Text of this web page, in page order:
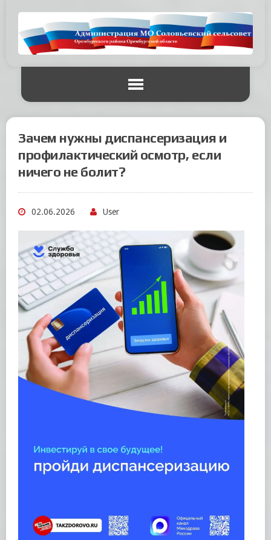
Зачем нужны диспансеризация и
профилактический осмотр, если
ничего не болит?
02.06.2026 User